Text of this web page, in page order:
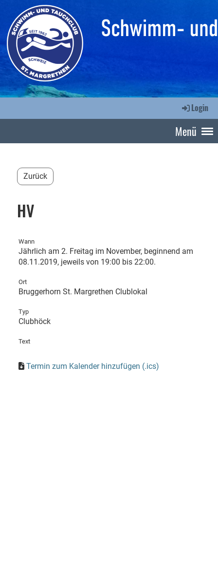
Login
Menü
Zurück
HV
Wann
Jährlich am 2. Freitag im November, beginnend am
08.11.2019, jeweils von 19:00 bis 22:00.
Ort
Bruggerhorn St. Margrethen Clublokal
Typ
Clubhöck
Text
Termin zum Kalender hinzufügen (.ics)